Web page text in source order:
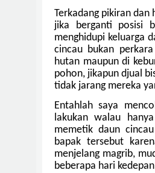
Terkadang pikiran
jika berganti posisi
menghidupi keluarga
cincau bukan
hutan maupun di
pohon, jikapun djual
tidak jarang mereka
Entahlah saya
lakukan walau
memetik daun
bapak tersebut
menjelang magrib,
beberapa hari